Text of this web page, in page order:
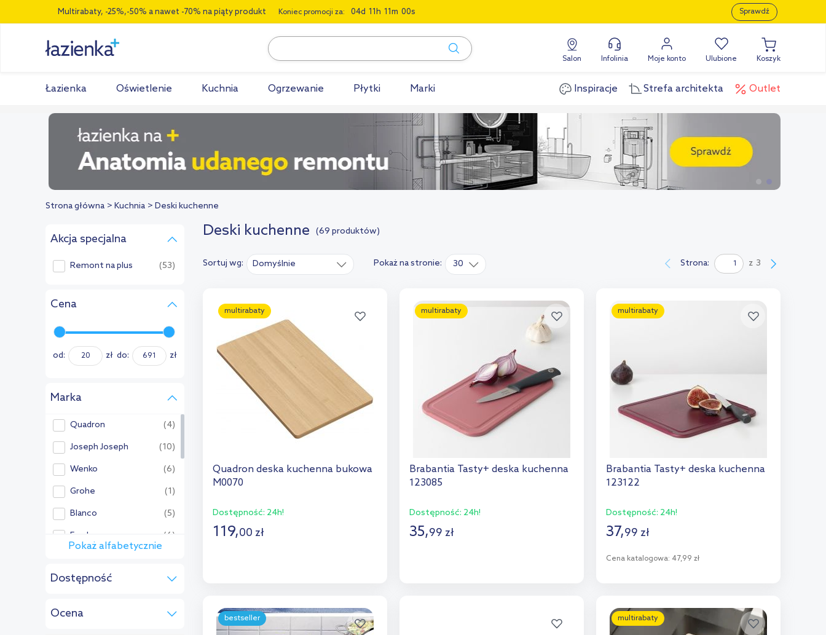
Multirabaty, -25%,-50% a nawet -70% na piąty produkt Koniec promocji za: 04 11 10 59 Sprawdź
Salon Infolinia Moje konto Ulubione Koszyk
Łazienka Oświetlenie Kuchnia Ogrzewanie Płytki Marki Inspiracje Strefa architekta Outlet
Strona główna Kuchnia Deski kuchenne
Akcja specjalna
Remont na plus (53)
Cena
od: zł do: zł
Marka
Quadron (4)
Joseph Joseph (10)
Wenko (6)
Grohe (1)
Blanco (5)
Franke (6)
Alveus (4)
Pokaż alfabetycznie
Dostępność
do 5 dni (7)
Ocena
Deski kuchenne (69 produktów)
Sortuj wg: Domyślnie Pokaż na stronie: 30 Strona: z 3
multirabaty
Quadron deska kuchenna bukowa
M0070
Dostępność: 24h!
119,00 zł
multirabaty
Brabantia Tasty+ deska kuchenna
123085
Dostępność: 24h!
35,99 zł
multirabaty
Brabantia Tasty+ deska kuchenna
123122
Dostępność: 24h!
37,99 zł
Cena katalogowa: 47,99 zł
Dodaj do porównania
bestseller multirabaty